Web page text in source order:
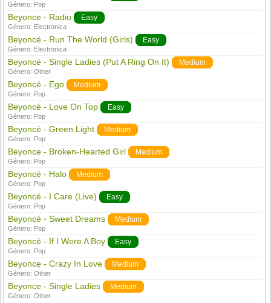
Género: Pop
Beyonce - Radio Easy
Género: Electronica
Beyoncé - Run The World (Girls) Easy
Género: Electronica
Beyoncé - Single Ladies (Put A Ring On It) Medium
Género:Other
Beyoncé - Ego Medium
Género: Pop
Beyoncé - Love On Top Easy
Género: Pop
Beyoncé - Green Light Medium
Género: Pop
Beyonce - Broken-Hearted Girl Medium
Género: Pop
Beyoncé - Halo Medium
Género: Pop
Beyoncé - I Care (Live) Easy
Género: Pop
Beyoncé - Sweet Dreams Medium
Género: Pop
Beyoncé - If I Were A Boy Easy
Género: Pop
Beyonce - Crazy In Love Medium
Género:Other
Beyonce - Single Ladies Medium
Género:Other